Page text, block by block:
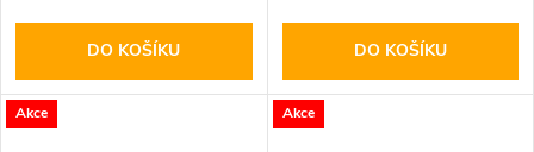
DO KOŠÍKU DO KOŠÍKU
Akce Akce